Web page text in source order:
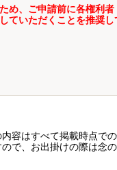
め、ご申請前に各権利
ていただくことを推奨し
容はすべて掲載時点で
で、お出掛けの際は念